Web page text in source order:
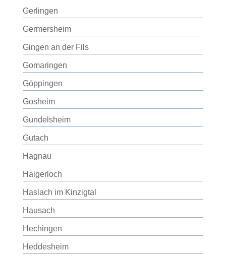
Gerlingen
Germersheim
Gingen an der Fils
Gomaringen
Göppingen
Gosheim
Gundelsheim
Gutach
Hagnau
Haigerloch
Haslach im Kinzigtal
Hausach
Hechingen
Heddesheim